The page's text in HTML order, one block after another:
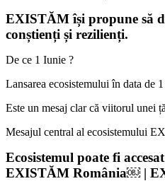
EXISTĂM își propune să
conștienți și rezilienți.
De ce 1 Iunie ?
Lansarea ecosistemului în data de
Este un mesaj clar că viitorul unei
Mesajul central al ecosistemului
Ecosistemul poate fi
EXISTĂM România￼ |